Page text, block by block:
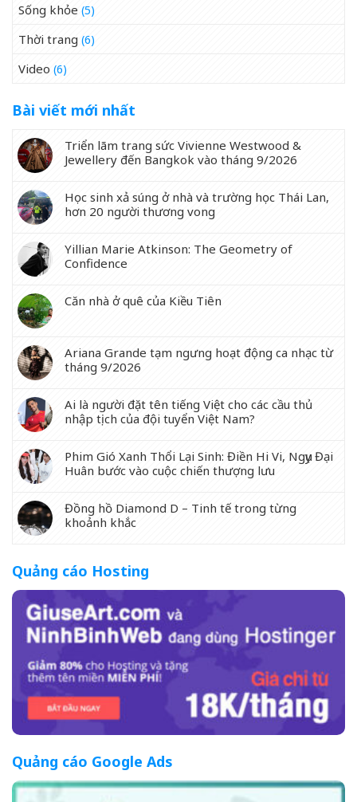
Sống khỏe (5)
Thời trang (6)
Video (6)
Bài viết mới nhất
Triển lãm trang sức Vivienne Westwood &
Jewellery đến Bangkok vào tháng 9/2026
Học sinh xả súng ở nhà và trường học Thái Lan,
hơn 20 người thương vong
Yillian Marie Atkinson: The Geometry of
Confidence
Căn nhà ở quê của Kiều Tiên
Ariana Grande tạm ngưng hoạt động ca nhạc từ
tháng 9/2026
Ai là người đặt tên tiếng Việt cho các cầu thủ
nhập tịch của đội tuyển Việt Nam?
Phim Gió Xanh Thổi Lại Sinh: Điền Hi Vi, Ngụy Đại
Huân bước vào cuộc chiến thượng lưu
Đồng hồ Diamond D – Tinh tế trong từng
khoảnh khắc
Quảng cáo Hosting
Quảng cáo Google Ads